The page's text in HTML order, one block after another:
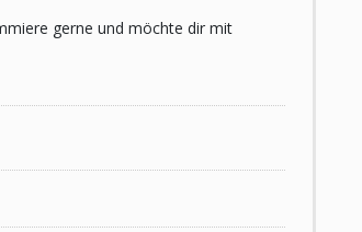
gerne und möchte dir mit